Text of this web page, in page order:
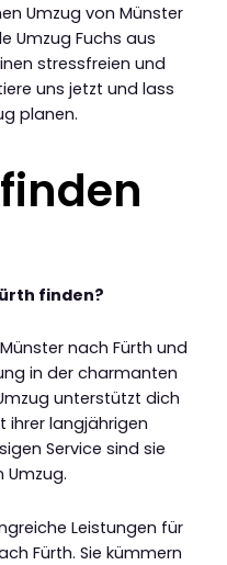
Umzug von Münster
Umzug Fuchs aus
stressfreien und
uns jetzt und lass
planen.
finden?
nach Fürth und
in der charmanten
unterstützt dich
ihrer langjährigen
Service sind sie
Umzug.
Leistungen für
Fürth. Sie kümmern